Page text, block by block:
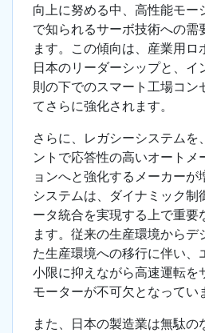
向上に努める中、高性能モー
で知られるサーボ技術への需
ます。この傾向は、産業用ロ
日本のリーダーシップと、
則の下でのスマート工場コン
てさらに強化されます。
さらに、レガシーシステムを
ントで応答性の高いオートメ
ョンへと強化するメーカーが
システムは、ダイナミック制
ータ統合を実現する上で重要
ます。従来の生産環境からデ
た生産環境への移行に伴い、
小限に抑えながら高速運転を
モーターが不可欠となってい
また、日本の製造業は無駄の